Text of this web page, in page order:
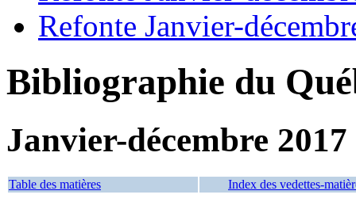
Refonte Janvier-
Bibliographie du
Janvier-décembre 2017
Table des matières Index des vedettes-